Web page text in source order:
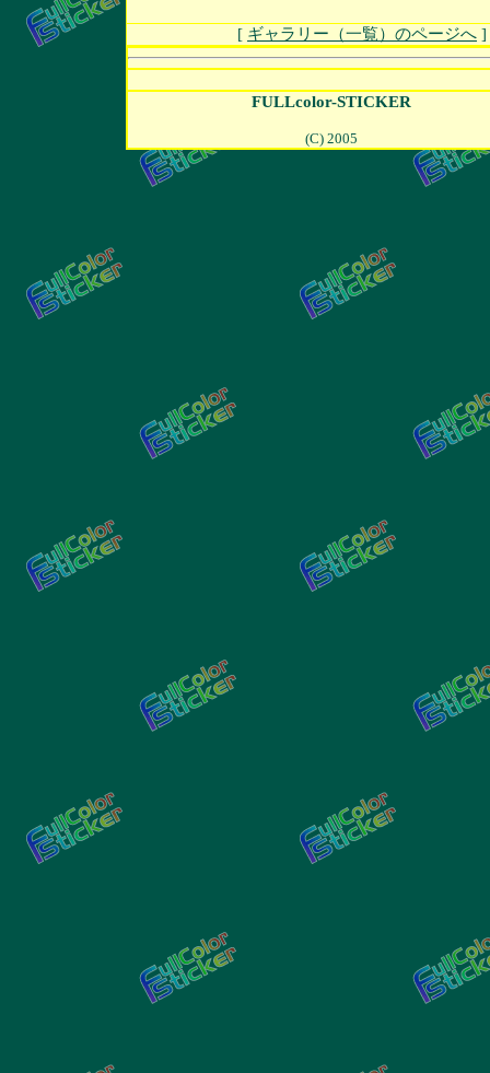
[ ギャラリー（一覧）のページへ
FULLcolor-STICKER
(C) 2005